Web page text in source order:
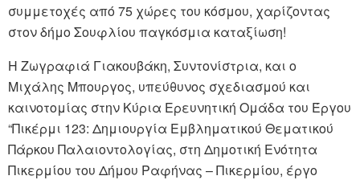
συμμετοχές από 75 χώρες του κόσμου, χαρίζοντας
στον δήμο Σουφλίου παγκόσμια καταξίωση!
Η Ζωγραφιά Γιακουβάκη, Συντονίστρια, και ο
Μιχάλης Μπουργος, υπεύθυνος σχεδιασμού και
καινοτομίας στην Κύρια Ερευνητική Ομάδα του Έργου
“Πικέρμι 123: Δημιουργία Εμβληματικού Θεματικού
Πάρκου Παλαιοντολογίας, στη Δημοτική Ενότητα
Πικερμίου του Δήμου Ραφήνας – Πικερμίου, έργο